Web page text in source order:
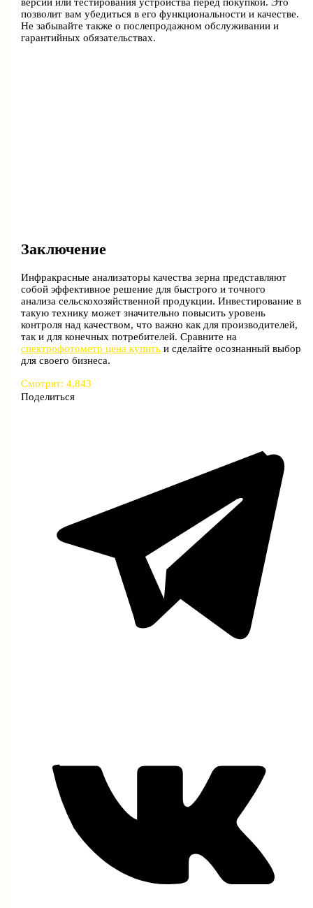
позволит вам убедиться в его функциональности и качестве.
Не забывайте также о послепродажном обслуживании и
гарантийных обязательствах.
Заключение
Инфракрасные анализаторы качества зерна представляют
собой эффективное решение для быстрого и точного
анализа сельскохозяйственной продукции. Инвестирование в
такую технику может значительно повысить уровень
контроля над качеством, что важно как для производителей,
так и для конечных потребителей. Сравните на
спектрофотометр цена купить и сделайте осознанный выбор
для своего бизнеса.
Смотрят: 4,843
Поделиться